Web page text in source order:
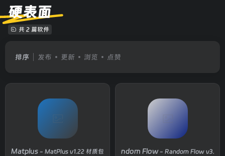
硬表面
共 2 篇软件
排序 发布 更新 浏览 点赞
Matplus - MatPlus v1.22 材质包
Random Flow- Random Flow v3.8.7